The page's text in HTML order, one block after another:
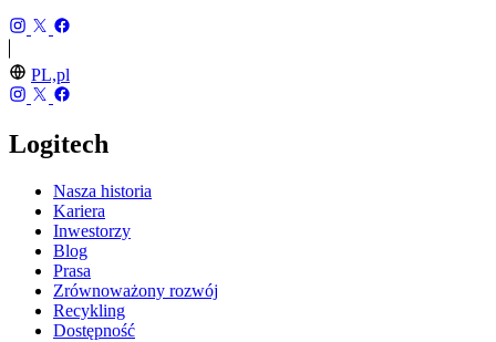
PL,pl
Logitech
Nasza historia
Kariera
Inwestorzy
Blog
Prasa
Zrównoważony rozwój
Recykling
Dostępność